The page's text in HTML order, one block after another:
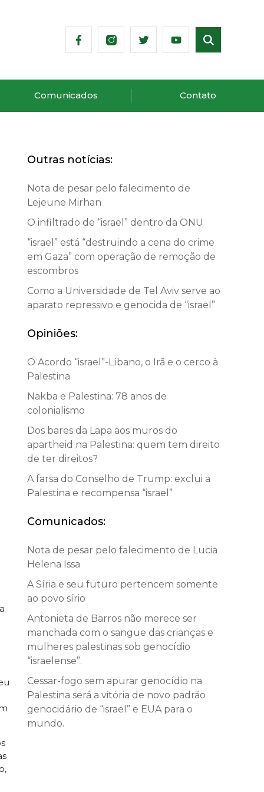
Comunicados Contato
Outras notícias:
Nota de pesar pelo falecimento de
Lejeune Mirhan
O infiltrado de “israel” dentro da ONU
“israel” está “destruindo a cena do crime
em Gaza” com operação de remoção de
escombros
Como a Universidade de Tel Aviv serve ao
aparato repressivo e genocida de “israel”
Opiniões:
O Acordo “israel”-Líbano, o Irã e o cerco à
Palestina
Nakba e Palestina: 78 anos de
colonialismo
Dos bares da Lapa aos muros do
apartheid na Palestina: quem tem direito
de ter direitos?
A farsa do Conselho de Trump: exclui a
Palestina e recompensa “israel”
Comunicados:
Nota de pesar pelo falecimento de Lucia
Helena Issa
A Síria e seu futuro pertencem somente
ao povo sírio
Antonieta de Barros não merece ser
manchada com o sangue das crianças e
mulheres palestinas sob genocídio
“israelense”.
Cessar-fogo sem apurar genocídio na
Palestina será a vitória de novo padrão
genocidário de “israel” e EUA para o
mundo.